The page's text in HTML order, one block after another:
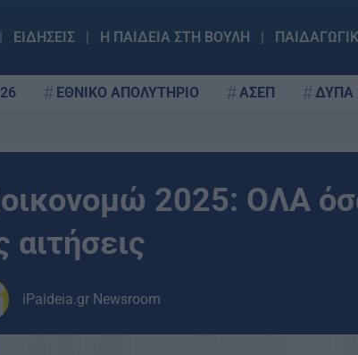
ΕΙΔΗΣΕΙΣ Η ΠΑΙΔΕΙΑ ΣΤΗ ΒΟΥΛΗ
ΕΘΝΙΚΟ ΑΠΟΛΥΤΗΡΙΟ ΑΣΕΠ ΔΥΠΑ
2025: ΟΛΑ
αιτήσεις
iPaideia.gr Newsroom